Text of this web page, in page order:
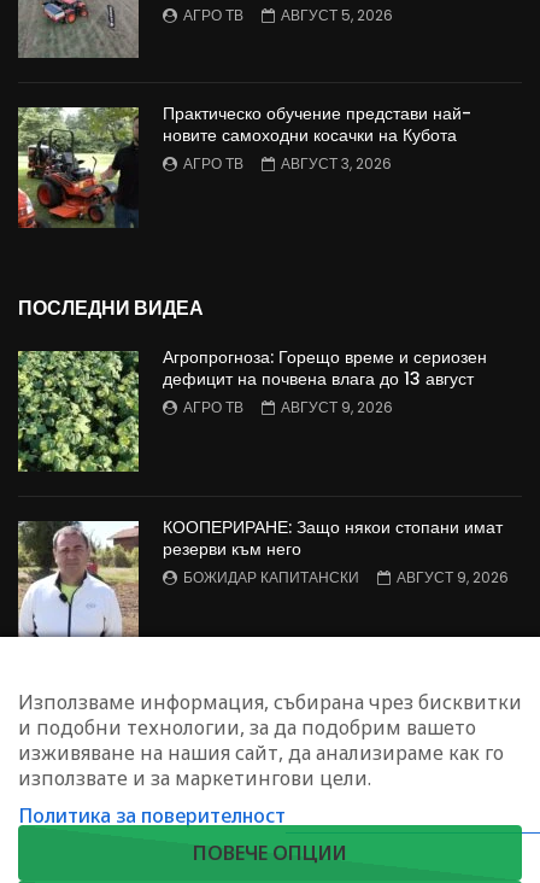
АГРО ТВ АВГУСТ 5, 2026
Практическо обучение представи най-
новите самоходни косачки на Кубота
АГРО ТВ АВГУСТ 3, 2026
ПОСЛЕДНИ ВИДЕА
Агропрогноза: Горещо време и сериозен
дефицит на почвена влага до 13 август
АГРО ТВ АВГУСТ 9, 2026
КООПЕРИРАНЕ: Защо някои стопани имат
резерви към него
БОЖИДАР КАПИТАНСКИ АВГУСТ 9, 2026
Агрофорум: Консервационно земеделие,
пазарен натиск върху
зеленчукопроизводителите и борба с
черната златка
АГРО ТВ АВГУСТ 9, 2026
Използваме информация, събирана чрез бисквитки
и подобни технологии, за да подобрим вашето
изживяване на нашия сайт, да анализираме как го
използвате и за маркетингови цели.
Политика за поверителност
ПОВЕЧЕ ОПЦИИ
ЗАПИШЕТЕ СЕ ЗА НАШИЯ БЮЛЕТИН